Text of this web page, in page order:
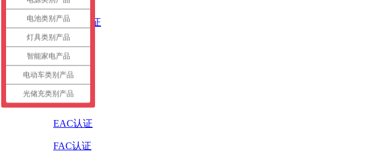
UKCA认证
德国
GS认证
俄罗斯
EAC认证
FAC认证
电池类别产品
灯具类别产品
智能家电产品
电动车类别产品
光储充类别产品